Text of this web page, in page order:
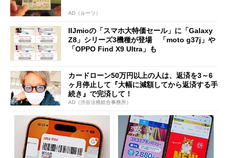
AD（ルーツ）
IIJmioの「スマホ大特価セール」に「Galaxy
Z8」シリーズ3機種が登場 「moto g37j」や
「OPPO Find X9 Ultra」も
カードローン50万円以上の人は、返済を3～6
ヶ月停止して『大幅に減額してから返済する手
続き』で完済して！
AD（渋谷法務総合事務所）